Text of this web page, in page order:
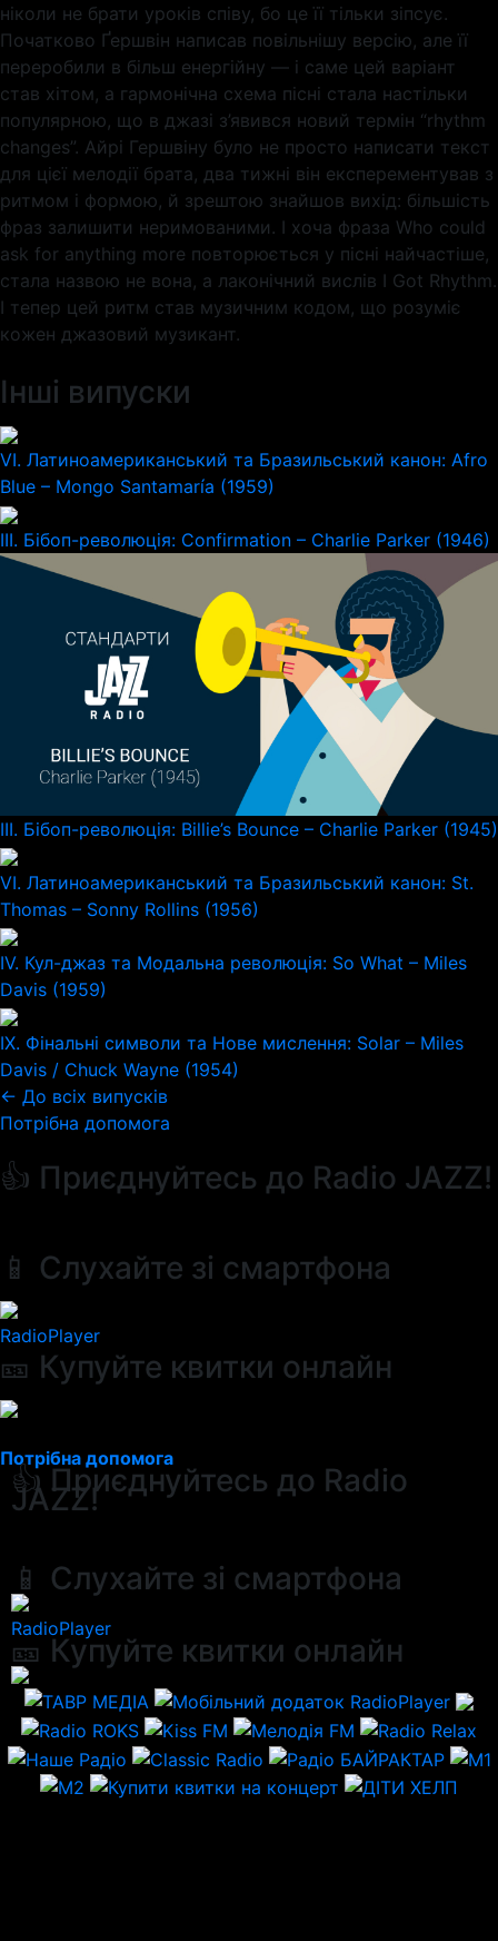
ніколи не брати уроків співу, бо це її тільки зіпсує.
Початково Ґершвін написав повільнішу версію, але її
переробили в більш енергійну — і саме цей варіант
став хітом, а гармонічна схема пісні стала настільки
популярною, що в джазі з’явився новий термін “rhythm
changes”. Айрі Гершвіну було не просто написати текст
для цієї мелодії брата, два тижні він експерементував з
ритмом і формою, й зрештою знайшов вихід: більшість
фраз залишити неримованими. І хоча фраза Who could
ask for anything more повторюється у пісні найчастіше,
стала назвою не вона, а лаконічний вислів I Got Rhythm.
І тепер цей ритм став музичним кодом, що розуміє
кожен джазовий музикант.
Інші випуски
VI. Латиноамериканський та Бразильський канон: Afro
Blue – Mongo Santamaría (1959)
III. Бібоп-революція: Confirmation – Charlie Parker (1946)
III. Бібоп-революція: Billie’s Bounce – Charlie Parker (1945)
VI. Латиноамериканський та Бразильський канон: St.
Thomas – Sonny Rollins (1956)
IV. Кул-джаз та Модальна революція: So What – Miles
Davis (1959)
IX. Фінальні символи та Нове мислення: Solar – Miles
Davis / Chuck Wayne (1954)
← До всіх випусків
Потрібна допомога
👍 Приєднуйтесь до Radio JAZZ!
📱 Слухайте зі смартфона
RadioPlayer
🎫 Купуйте квитки онлайн
Потрібна допомога
👍 Приєднуйтесь до Radio
JAZZ!
📱 Слухайте зі смартфона
RadioPlayer
🎫 Купуйте квитки онлайн